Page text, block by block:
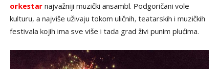
orkestar najvažniji muzički ansambl. Podgoričani vole
kulturu, a najviše uživaju tokom uličnih, teatarskih i muzičkih
festivala kojih ima sve više i tada grad živi punim plućima.